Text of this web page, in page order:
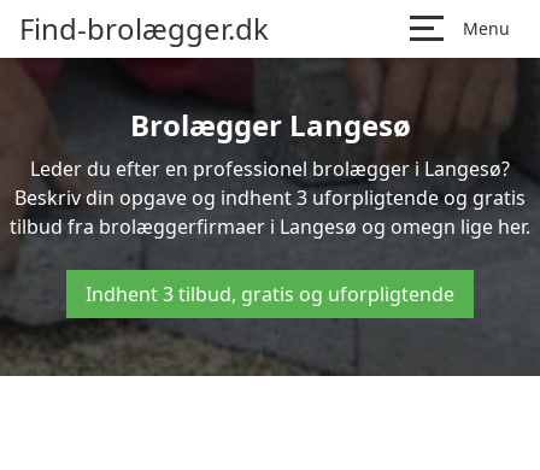
Find-brolægger.dk Menu
Brolægger Langesø
Leder du efter en professionel brolægger i Langesø?
Beskriv din opgave og indhent 3 uforpligtende og gratis
tilbud fra brolæggerfirmaer i Langesø og omegn lige her.
Indhent 3 tilbud, gratis og uforpligtende